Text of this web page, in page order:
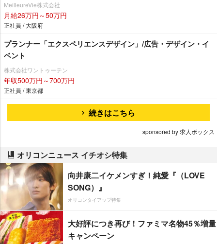
MeilleureVie株式会社
月給26万円～50万円
正社員 / 大阪府
プランナー「エクスペリエンスデザイン」/広告・デザイン・イ
ベント
株式会社ワントゥーテン
年収500万円～700万円
正社員 / 東京都
続きはこちら
sponsored by 求人ボックス
オリコンニュース イチオシ特集
向井康二イケメンすぎ！純愛『（LOVE
SONG）』
オリコンタイアップ特集
大好評につき再び！ファミマ名物45％増量
キャンペーン